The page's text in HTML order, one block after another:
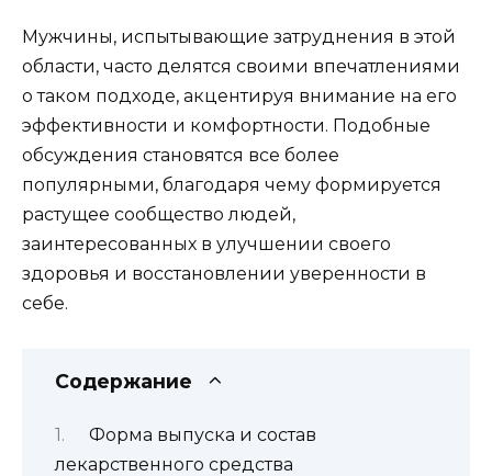
Мужчины, испытывающие затруднения в этой
области, часто делятся своими впечатлениями
о таком подходе, акцентируя внимание на его
эффективности и комфортности. Подобные
обсуждения становятся все более
популярными, благодаря чему формируется
растущее сообщество людей,
заинтересованных в улучшении своего
здоровья и восстановлении уверенности в
себе.
Содержание
Форма выпуска и состав
лекарственного средства